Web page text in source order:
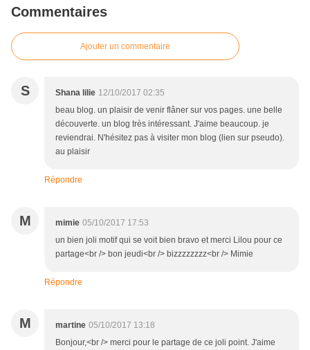
Commentaires
Ajouter un commentaire
S Shana lilie 12/10/2017 02:35
beau blog. un plaisir de venir flâner sur vos pages. une belle
découverte. un blog très intéressant. J'aime beaucoup. je
reviendrai. N'hésitez pas à visiter mon blog (lien sur pseudo).
au plaisir
Répondre
M mimie 05/10/2017 17:53
un bien joli motif qui se voit bien bravo et merci Lilou pour ce
partage<br /> bon jeudi<br /> bizzzzzzzz<br /> Mimie
Répondre
M martine 05/10/2017 13:18
Bonjour,<br /> merci pour le partage de ce joli point. J'aime